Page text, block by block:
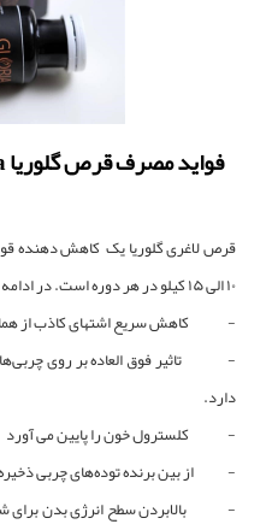
فواید مصرف قرص گلوریا Gloriaچیست؟
قرص لاغری گلوریا یک کاهش دهنده
۱۰ الی ۱۵ کیلو در هر دوره است. در ادامه به دیگر فواید آن می پردازیم.
- کاهش سریع اشتهای کاذب از
- تاثیر فوق العاده بر روی
دارد.
- کلسترول خون را پایین می آورد
- از بین برنده توده‌های چربی
- بالابردن سطح انرژی بدن برای